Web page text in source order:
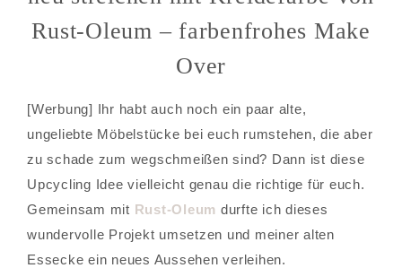
Rust-Oleum – farbenfrohes Make
Over
[Werbung] Ihr habt auch noch ein paar alte,
ungeliebte Möbelstücke bei euch rumstehen, die aber
zu schade zum wegschmeißen sind? Dann ist diese
Upcycling Idee vielleicht genau die richtige für euch.
Gemeinsam mit Rust-Oleum durfte ich dieses
wundervolle Projekt umsetzen und meiner alten
Essecke ein neues Aussehen verleihen.